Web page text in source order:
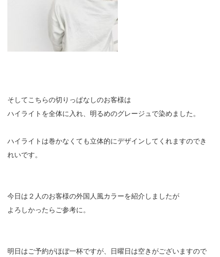
そしてこちらの切りっぱなしのお客様は
ハイライトを全体に入れ、明るめのグレージュで染めました。
ハイライトは巻かなくても立体的にデザインしてくれますのでき
れいです。
今日は２人のお客様の外国人風カラーを紹介しましたが
よろしかったらご参考に。
明日はご予約がほぼ一杯ですが、日曜日は空きがございますので